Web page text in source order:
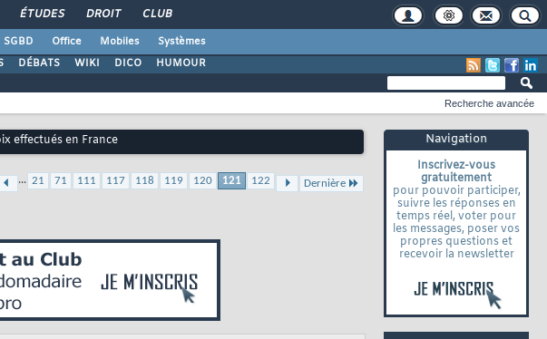
ÉTUDES DROIT CLUB
SGBD Office Mobiles
Systèmes
DÉBATS WIKI DICO HUMOUR
Navigation
Inscrivez-vous
gratuitement
pour pouvoir participer,
suivre les réponses en
temps réel, voter pour
les messages, poser vos
propres questions et
recevoir la newsletter
Recherche avancée
effectués en France
... 21 71 111 117 118 119 120 121 122 Dernière